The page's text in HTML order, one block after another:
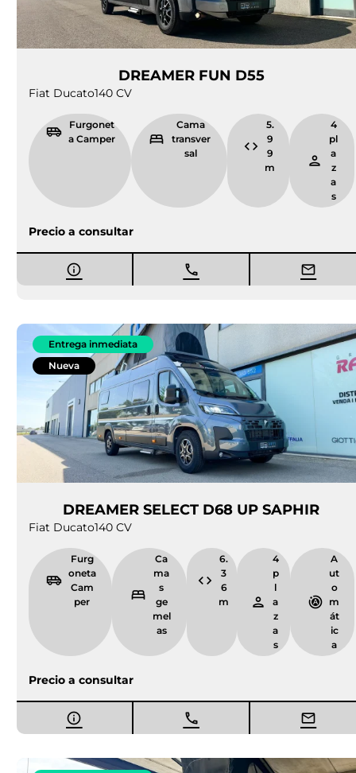
DREAMER FUN D55
Fiat Ducato140 CV
Furgonet
a Camper
Cama
transver
sal
5.
9
9
m
4
pl
a
z
a
s
Precio a consultar
Entrega inmediata
Nueva
DREAMER SELECT D68 UP SAPHIR
Fiat Ducato140 CV
Furg
oneta
Cam
per
Ca
ma
s
ge
mel
as
6.
3
6
m
4
p
l
a
z
a
s
A
ut
o
m
át
ic
a
Precio a consultar